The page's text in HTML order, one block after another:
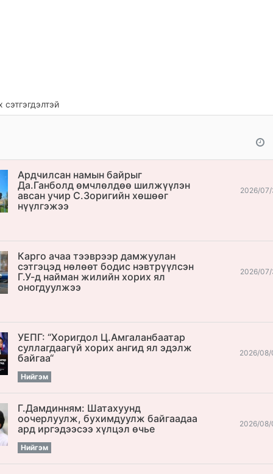
Ардчилсан намын байрыг
Да.Ганболд өмчлөлдөө шилжүүлэн
авсан учир С.Зоригийн хөшөөг
нүүлгэжээ
2026/07/
Карго ачаа тээврээр дамжуулан
сэтгэцэд нөлөөт бодис нэвтрүүлсэн
Г.У-д найман жилийн хорих ял
оногдуулжээ
2026/07/
УЕПГ: “Хоригдол Ц.Амгаланбаатар
cуллагдаагүй хорих ангид ял эдэлж
байгаа“
Нийгэм
2026/08/
Г.Дамдинням: Шатахуунд
оочерлуулж, бухимдуулж байгаадаа
ард иргэдээсээ хүлцэл өчье
Нийгэм
2026/08/